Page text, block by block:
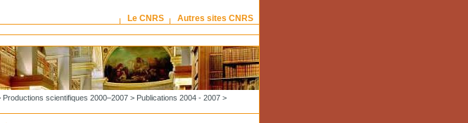
Le CNRS Autres sites CNRS
Productions scientifiques 2000–2007> Publications 2004 - 2007>